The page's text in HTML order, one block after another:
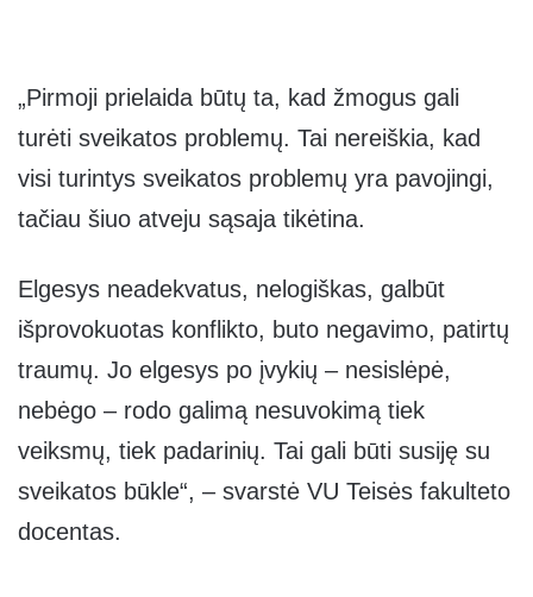
„Pirmoji prielaida būtų ta, kad žmogus gali
turėti sveikatos problemų. Tai nereiškia, kad
visi turintys sveikatos problemų yra pavojingi,
tačiau šiuo atveju sąsaja tikėtina.
Elgesys neadekvatus, nelogiškas, galbūt
išprovokuotas konflikto, buto negavimo, patirtų
traumų. Jo elgesys po įvykių – nesislėpė,
nebėgo – rodo galimą nesuvokimą tiek
veiksmų, tiek padarinių. Tai gali būti susiję su
sveikatos būkle“, – svarstė VU Teisės fakulteto
docentas.